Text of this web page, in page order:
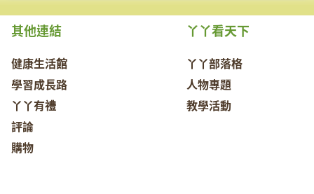
其他連結
健康生活館
學習成長路
丫丫有禮
評論
購物
丫丫看天下
丫丫部落格
人物專題
教學活動